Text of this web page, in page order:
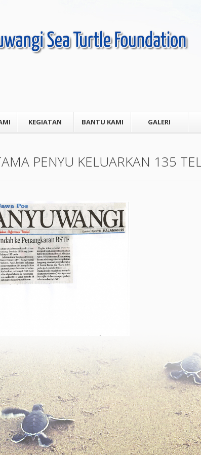
KEGIATAN BANTU KAMI GALERI
PENYU KELUARKAN 135